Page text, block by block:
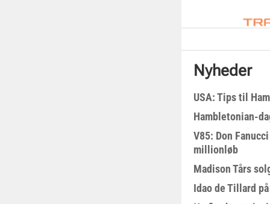
Nyheder
USA: Tips til
Hambletonian-
V85: Don
millionløb
Madison Tårs
Idao de Tillard